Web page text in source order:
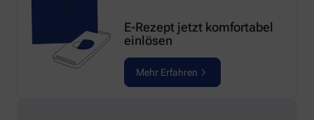
E-Rezept jetzt komfortabel
einlösen
Mehr Erfahren